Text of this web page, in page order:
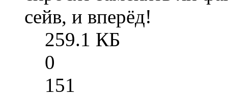
сейв, и вперёд!
259.1 КБ
0
151